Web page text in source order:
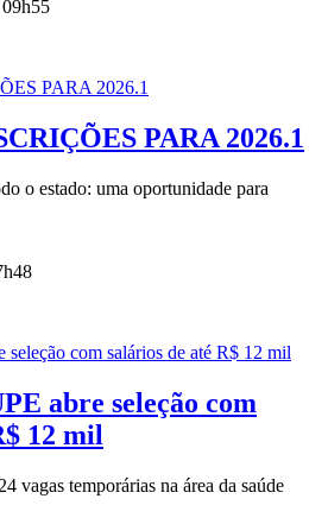
PARA 2026.1
o estado: uma oportunidade para
abre seleção com
12 mil
vagas temporárias na área da saúde